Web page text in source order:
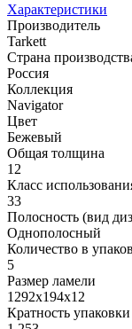
Характеристики
Производитель
Tarkett
Страна
Россия
Коллекция
Navigator
Цвет
Бежевый
Общая толщина
12
Класс
33
Полосность (вид
Однополосный
Количество в
5
Размер ламели
1292х194х12
Кратность упаковки